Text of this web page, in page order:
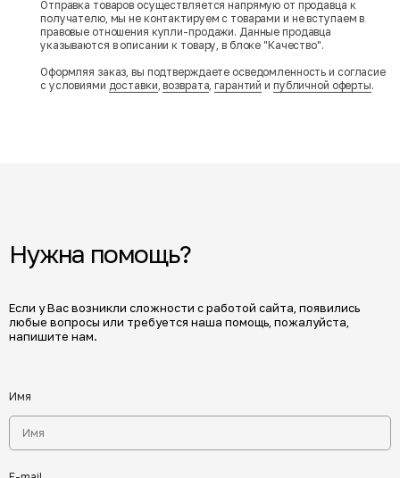
Отправка товаров осуществляется напрямую от продавца к
получателю, мы не контактируем с товарами и не вступаем в
правовые отношения купли-продажи. Данные продавца
указываются в описании к товару, в блоке "Качество".
Оформляя заказ, вы подтверждаете осведомленность и согласие
с условиями доставки,возврата,гарантий и публичной оферты.
Нужна помощь?
Если у Вас возникли сложности с работой сайта, появились
любые вопросы или требуется наша помощь, пожалуйста,
напишите нам.
Имя